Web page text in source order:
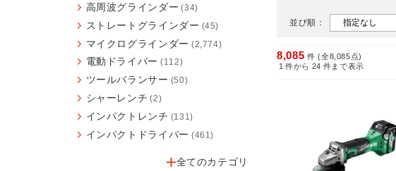
並び順：
8,085 件 (全8,085点)
1 件から 24 件まで表示
高周波グラインダー (34)
ストレートグラインダー (45)
マイクログラインダー (2,774)
電動ドライバー (112)
ツールバランサー (50)
シャーレンチ (2)
インパクトレンチ (131)
インパクトドライバー (461)
全てのカテゴリ